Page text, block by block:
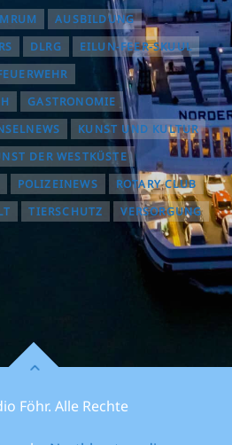
AUSBILDUNG
DLRG
EILUN-FEER-SKUUL
GASTRONOMIE
KUNST UND KULTUR
DER WESTKÜSTE
POLIZEINEWS
ROTARY CLUB
TIERSCHUTZ
VERSORGUNG
Föhr. Alle Rechte